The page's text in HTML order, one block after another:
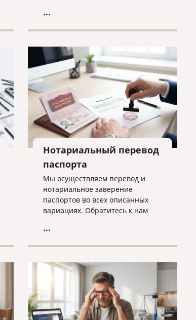
конфиденциальность и контроль
международном рынке.
...
Нотариальный перевод
паспорта
Мы осуществляем перевод и
нотариальное заверение
паспортов во всех описанных
вариациях. Обратитесь к нам
сделано оперативно, грамотно и
...